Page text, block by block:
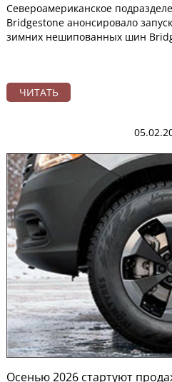
Североамериканское
Bridgestone анонсировало
зимних нешипованных шин
ЧИТАТЬ
Осенью 2026 стартуют